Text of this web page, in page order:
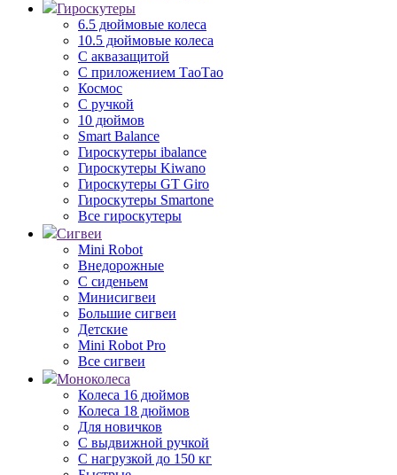
Гироскутеры
6.5 дюймовые колеса
10.5 дюймовые колеса
С аквазащитой
С приложением ТаоТао
Космос
С ручкой
10 дюймов
Smart Balance
Гироскутеры ibalance
Гироскутеры Kiwano
Гироскутеры GT Giro
Гироскутеры Smartone
Все гироскутеры
Сигвеи
Mini Robot
Внедорожные
С сиденьем
Минисигвеи
Большие сигвеи
Детские
Mini Robot Pro
Все сигвеи
Моноколеса
Колеса 16 дюймов
Колеса 18 дюймов
Для новичков
С выдвижной ручкой
С нагрузкой до 150 кг